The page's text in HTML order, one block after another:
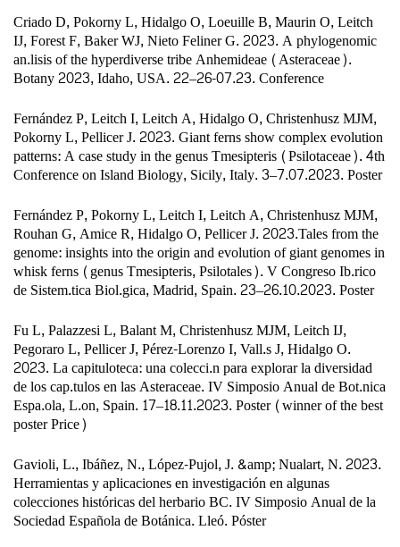
Criado D, Pokorny L, Hidalgo O, Loeuille B, Maurin O, Leitch
IJ, Forest F, Baker WJ, Nieto Feliner G. 2023. A phylogenomic
an.lisis of the hyperdiverse tribe Anhemideae (Asteraceae).
Botany 2023, Idaho, USA. 22–26-07.23. Conference
Fernández P, Leitch I, Leitch A, Hidalgo O, Christenhusz MJM,
Pokorny L, Pellicer J. 2023. Giant ferns show complex evolution
patterns: A case study in the genus Tmesipteris (Psilotaceae). 4th
Conference on Island Biology, Sicily, Italy. 3–7.07.2023. Poster
Fernández P, Pokorny L, Leitch I, Leitch A, Christenhusz MJM,
Rouhan G, Amice R, Hidalgo O, Pellicer J. 2023.Tales from the
genome: insights into the origin and evolution of giant genomes in
whisk ferns (genus Tmesipteris, Psilotales). V Congreso Ib.rico
de Sistem.tica Biol.gica, Madrid, Spain. 23–26.10.2023. Poster
Fu L, Palazzesi L, Balant M, Christenhusz MJM, Leitch IJ,
Pegoraro L, Pellicer J, Pérez-Lorenzo I, Vall.s J, Hidalgo O.
2023. La capituloteca: una colecci.n para explorar la diversidad
de los cap.tulos en las Asteraceae. IV Simposio Anual de Bot.nica
Espa.ola, L.on, Spain. 17–18.11.2023. Poster (winner of the best
poster Price)
Gavioli, L., Ibáñez, N., López-Pujol, J. &amp; Nualart, N. 2023.
Herramientas y aplicaciones en investigación en algunas
colecciones históricas del herbario BC. IV Simposio Anual de la
Sociedad Española de Botánica. Lleó. Póster